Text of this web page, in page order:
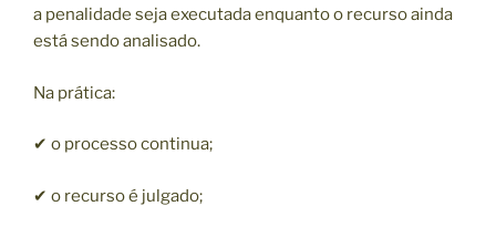
a penalidade seja executada enquanto o recurso ainda
está sendo analisado.
Na prática:
✔ o processo continua;
✔ o recurso é julgado;